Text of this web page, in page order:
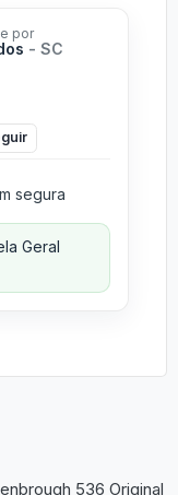
por
- SC
segura
Geral
536 Original